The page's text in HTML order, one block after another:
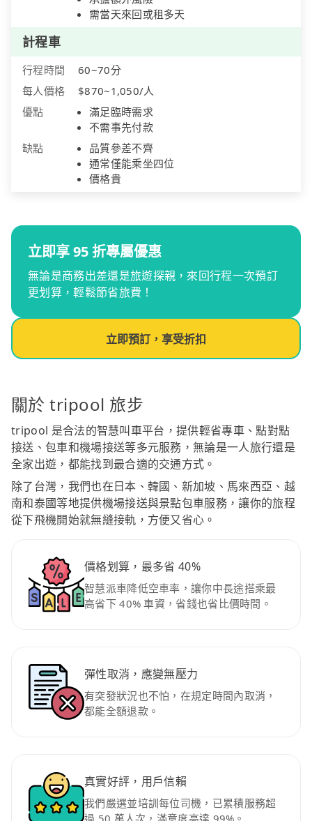
需當天來回或租多天
計程車
行程時間
60~70分
每人價格
$870~1,050/人
優點
滿足臨時需求
不需事先付款
缺點
品質參差不齊
通常僅能乘坐四位
價格貴
立即享 95 折專屬優惠
無論是商務出差還是旅遊探親，來回行程一次預訂
更划算，輕鬆節省旅費！
立即預訂，享受折扣
關於 tripool 旅步
tripool 是合法的智慧叫車平台，提供輕省專車、點對點
接送、包車和機場接送等多元服務，無論是一人旅行還是
全家出遊，都能找到最合適的交通方式。
除了台灣，我們也在日本、韓國、新加坡、馬來西亞、越
南和泰國等地提供機場接送與景點包車服務，讓你的旅程
從下飛機開始就無縫接軌，方便又省心。
價格划算，最多省 40%
智慧派車降低空車率，讓你中長途搭乘最
高省下 40% 車資，省錢也省比價時間。
彈性取消，應變無壓力
有突發狀況也不怕，在規定時間內取消，
都能全額退款。
真實好評，用戶信賴
我們嚴選並培訓每位司機，已累積服務超